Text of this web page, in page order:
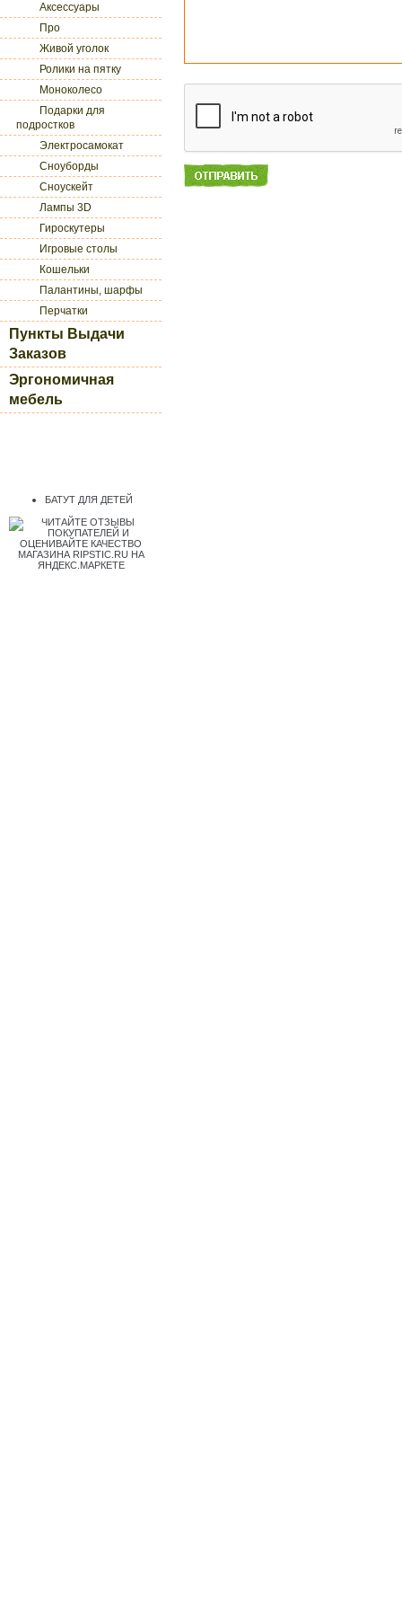
Аксессуары
Про
Живой уголок
Ролики на пятку
Моноколесо
Подарки для
подростков
Электросамокат
Сноуборды
Сноускейт
Лампы 3D
Гироскутеры
Игровые столы
Кошельки
Палантины, шарфы
Перчатки
Пункты Выдачи
Заказов
Эргономичная
мебель
БАТУТ ДЛЯ ДЕТЕЙ